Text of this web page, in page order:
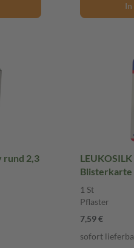
rund 2,3
Blisterkarte
1 St
Pflaster
7,59 €
sofort